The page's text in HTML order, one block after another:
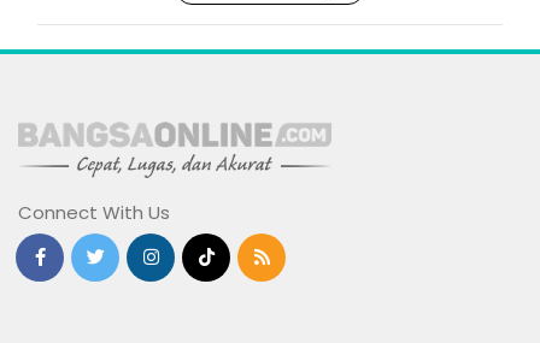
Connect With Us